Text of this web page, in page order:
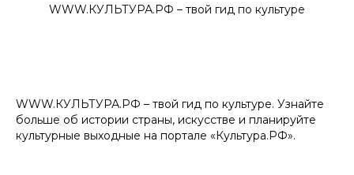
WWW.КУЛЬТУРА.РФ – твой гид по культуре
WWW.КУЛЬТУРА.РФ – твой гид по культуре. Узнайте
больше об истории страны, искусстве и планируйте
культурные выходные на портале «Культура.РФ».